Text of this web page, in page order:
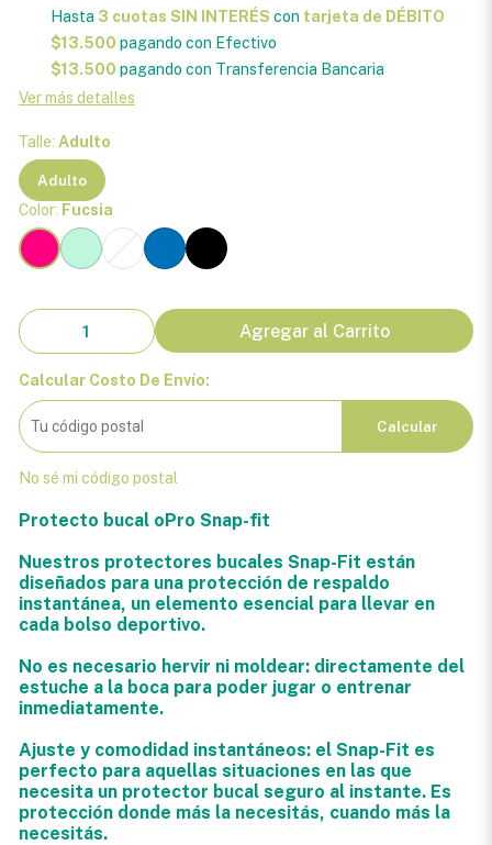
Hasta 3 cuotas SIN INTERÉS con tarjeta de DÉBITO
$13.500 pagando con Efectivo
$13.500 pagando con Transferencia Bancaria
Ver más detalles
Talle: Adulto
Adulto
Color: Fucsia
Agregar al Carrito
Calcular Costo De Envío:
Calcular
No sé mi código postal
Protecto bucal oPro Snap-fit
Nuestros protectores bucales Snap-Fit están
diseñados para una protección de respaldo
instantánea, un elemento esencial para llevar en
cada bolso deportivo.
No es necesario hervir ni moldear: directamente del
estuche a la boca para poder jugar o entrenar
inmediatamente.
Ajuste y comodidad instantáneos: el Snap-Fit es
perfecto para aquellas situaciones en las que
necesita un protector bucal seguro al instante. Es
protección donde más la necesitás, cuando más la
necesitás.